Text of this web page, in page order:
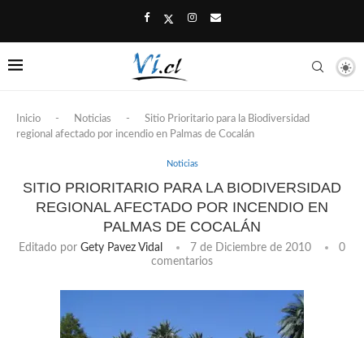
Inicio - Noticias -
Sitio Prioritario para la Biodiversidad
regional afectado por incendio en Palmas de Cocalán
Noticias
SITIO PRIORITARIO PARA LA BIODIVERSIDAD
REGIONAL AFECTADO POR INCENDIO EN
PALMAS DE COCALÁN
Editado por Gety Pavez Vidal 7 de Diciembre de 2010
0
comentarios